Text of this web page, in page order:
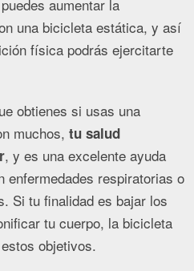
aumentar la
una bicicleta estática, y así
física podrás ejercitarte
obtienes si usas una
muchos,tu salud
, y es una excelente ayuda
enfermedades respiratorias o
Si tu finalidad es bajar los
tu cuerpo, la bicicleta
objetivos.